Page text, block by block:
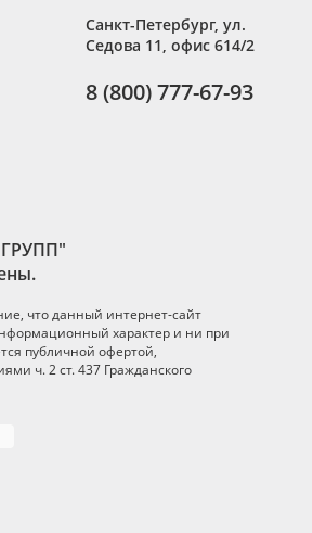
что данный интернет-сайт
характер и ни при
публичной офертой,
ч. 2 ст. 437 Гражданского
Санкт-Петербург, ул.
Седова 11, офис 614/2
8 (800) 777-67-93